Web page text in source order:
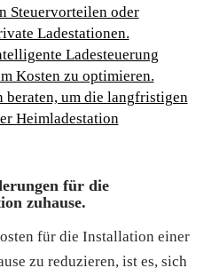
Steuervorteilen oder
Ladestationen.
Ladesteuerung
Kosten zu optimieren.
beraten, um die langfristigen
Heimladestation
für die
zuhause.
für die Installation einer
zu reduzieren, ist es, sich